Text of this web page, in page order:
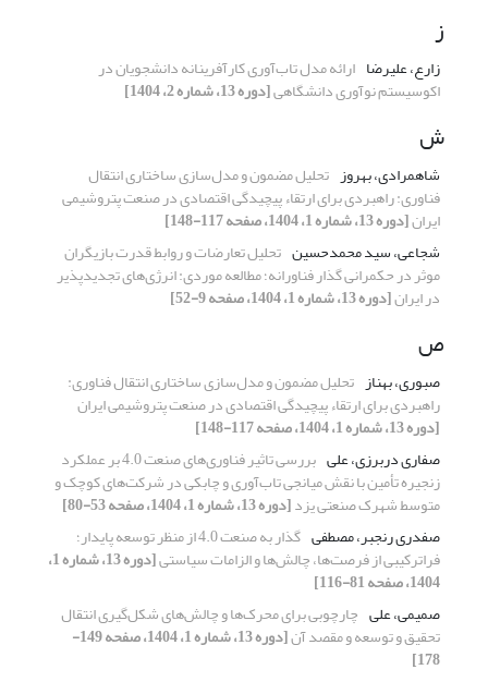
ز
زارع، علیرضا ارائه مدل تاب‌آوری کارآفرینانه دانشجویان در
اکوسیستم نوآوری دانشگاهی[دوره 13، شماره 2، 1404]
ش
شاهمرادی، بهروز تحلیل مضمون و مدل‌سازی ساختاری انتقال
فناوری: راهبردی برای ارتقاء پیچیدگی اقتصادی در صنعت پتروشیمی
ایران[دوره 13، شماره 1، 1404، صفحه 117-148]
شجاعی، سید محمدحسین تحلیل تعارضات و روابط قدرت بازیگران
موثر در حکمرانی گذار فناورانه؛ مطالعه موردی: انرژی‌های تجدیدپذیر
در ایران[دوره 13، شماره 1، 1404، صفحه 9-52]
ص
صبوری، بهناز تحلیل مضمون و مدل‌سازی ساختاری انتقال فناوری:
راهبردی برای ارتقاء پیچیدگی اقتصادی در صنعت پتروشیمی ایران
[دوره 13، شماره 1، 1404، صفحه 117-148]
صفاری دربرزی، علی
بررسی تاثیر فناوری‌های صنعت 4.0 بر عملکرد
زنجیره تأمین با نقش میانجی تاب‌آوری و چابکی در شرکت‌های کوچک و
متوسط شهرک صنعتی یزد[دوره 13، شماره 1، 1404، صفحه 53-80]
صفدری رنجبر، مصطفی
گذار به صنعت 4.0 از منظر توسعه پایدار؛
فراترکیبی از فرصت‌ها، چالش‌ها و الزامات سیاستی [دوره 13، شماره 1،
1404، صفحه 81-116]
صمیمی، علی چارچوبی برای محرک‌‌ها و چالش‌های شکل‌گیری انتقال
تحقیق و توسعه و مقصد آن [دوره 13، شماره 1، 1404، صفحه 149-
178]